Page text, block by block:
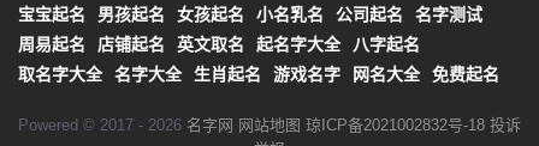
宝宝起名 男孩起名 女孩起名 小名乳名 公司起名
名字测试
周易起名
店铺起名 英文取名 起名字大全
八字起名
取名字大全
名字大全 生肖起名 游戏名字 网名大全 免费起名
Powered © 2017 - 2026 名字网 网站地图 琼ICP备2021002832号-18 投诉